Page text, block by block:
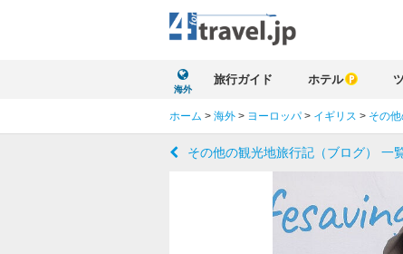
海外
旅行ガイド ホテル
ホーム > 海外 > ヨーロッパ > イギリス > その
その他の観光地旅行記（ブログ） 一